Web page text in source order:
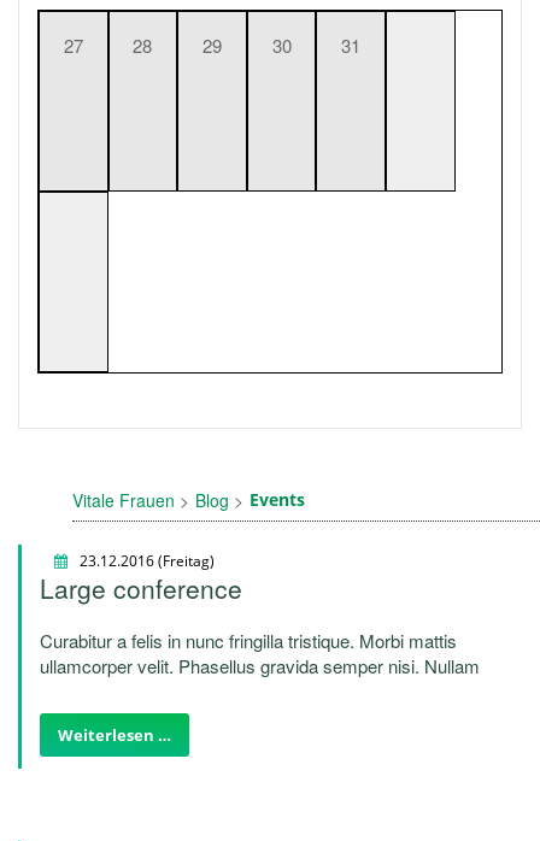
27 28 29 30 31
Vitale Frauen Blog Events
23.12.2016(Freitag)
Large conference
Curabitur a felis in nunc fringilla tristique. Morbi mattis
ullamcorper velit. Phasellus gravida semper nisi. Nullam
eget, semper nec, quam. Sed hendrerit. Morbi ac felis.
Nunc egestas, augue at pellentesque laoreet.
Weiterlesen …